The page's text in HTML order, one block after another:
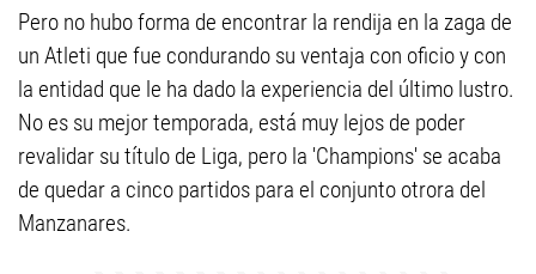
Pero no hubo forma de encontrar la rendija en la zaga de
un Atleti que fue condurando su ventaja con oficio y con
la entidad que le ha dado la experiencia del último lustro.
No es su mejor temporada, está muy lejos de poder
revalidar su título de Liga, pero la 'Champions' se acaba
de quedar a cinco partidos para el conjunto otrora del
Manzanares.